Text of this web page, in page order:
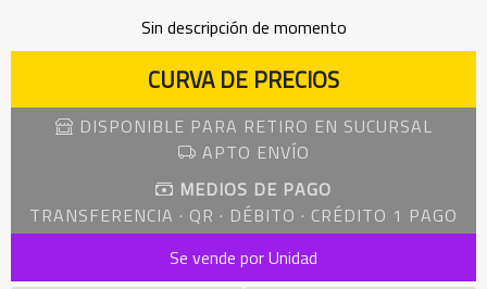
Sin descripción de momento
CURVA DE PRECIOS
DISPONIBLE PARA RETIRO EN SUCURSAL
APTO ENVÍO
MEDIOS DE PAGO
TRANSFERENCIA · QR · DÉBITO · CRÉDITO 1 PAGO
Se vende por Unidad